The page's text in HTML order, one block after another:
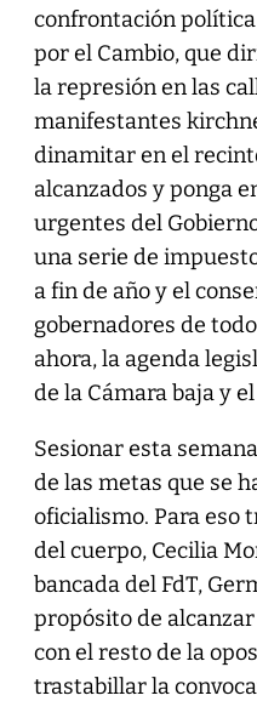
confrontación
por el Cambio, que
la represión en las
manifestantes
dinamitar en el
alcanzados y ponga
urgentes del
una serie de
a fin de año y el
gobernadores de
ahora, la agenda
de la Cámara baja y
Sesionar esta
de las metas que se
oficialismo. Para eso
del cuerpo, Cecilia
bancada del FdT,
propósito de
con el resto de la
trastabillar la